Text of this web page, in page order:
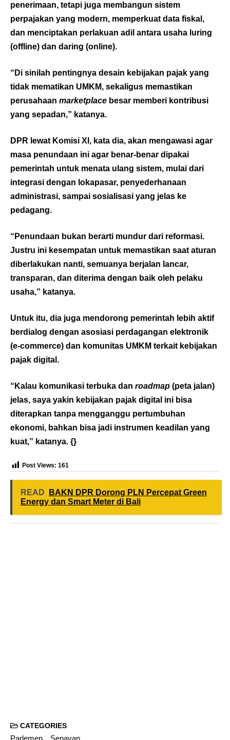
penerimaan, tetapi juga membangun sistem
perpajakan yang modern, memperkuat data fiskal,
dan menciptakan perlakuan adil antara usaha luring
(offline) dan daring (online).
“Di sinilah pentingnya desain kebijakan pajak yang
tidak mematikan UMKM, sekaligus memastikan
perusahaan marketplace besar memberi kontribusi
yang sepadan,” katanya.
DPR lewat Komisi XI, kata dia, akan mengawasi agar
masa penundaan ini agar benar-benar dipakai
pemerintah untuk menata ulang sistem, mulai dari
integrasi dengan lokapasar, penyederhanaan
administrasi, sampai sosialisasi yang jelas ke
pedagang.
“Penundaan bukan berarti mundur dari reformasi.
Justru ini kesempatan untuk memastikan saat aturan
diberlakukan nanti, semuanya berjalan lancar,
transparan, dan diterima dengan baik oleh pelaku
usaha,” katanya.
Untuk itu, dia juga mendorong pemerintah lebih aktif
berdialog dengan asosiasi perdagangan elektronik
(e-commerce) dan komunitas UMKM terkait kebijakan
pajak digital.
“Kalau komunikasi terbuka dan roadmap (peta jalan)
jelas, saya yakin kebijakan pajak digital ini bisa
diterapkan tanpa mengganggu pertumbuhan
ekonomi, bahkan bisa jadi instrumen keadilan yang
kuat,” katanya. {}
Post Views: 161
READ
BAKN DPR Dorong PLN Percepat Green
Energy dan Smart Meter di Bali
CATEGORIES
Parlemen Senayan